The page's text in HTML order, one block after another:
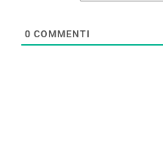
0 COMMENTI